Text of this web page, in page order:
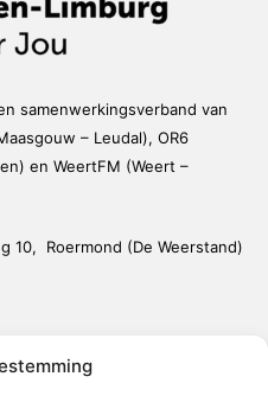
samenwerkingsverband van
– Leudal), OR6
en WeertFM (Weert –
10, Roermond (De Weerstand)